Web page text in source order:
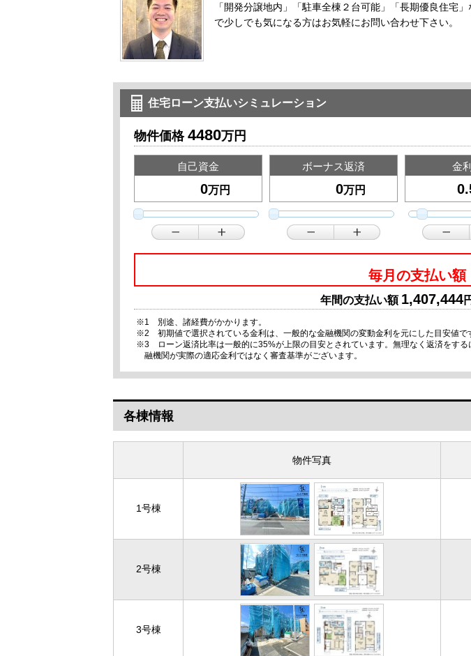
「開発分譲地内」「駐車全棟２台可能」「長期優良住宅
で少しでも気になる方はお気軽にお問い合わせ下さい。
住宅ローン支払いシミュレーション
物件価格 4480万円
自己資金
万円
ボーナス返済
万円
金利
毎月の支払い額
年間の支払い額 1,407,444
※1 別途、諸経費がかかります。
※2 初期値で選択されている金利は、一般的な金融機関の変動金利を元にした目安値で
※3 ローン返済比率は一般的に35%が上限の目安とされています。無理なく返済をす
融機関が実際の適応金利ではなく審査基準がございます。
各棟情報
物件写真
1号棟
2号棟
3号棟